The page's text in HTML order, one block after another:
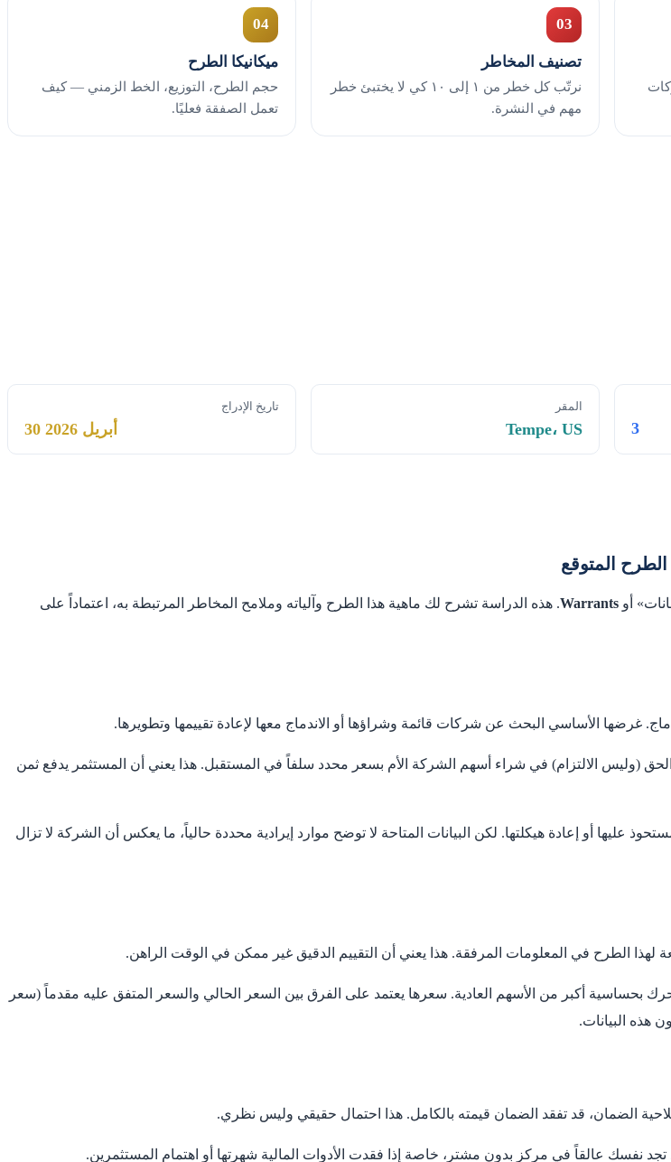
03
تصنيف المخاطر
نرتّب كل خطر من ١ إلى ١٠ كي لا يختبئ خطر
مهم في النشرة.
04
ميكانيكا الطرح
حجم الطرح، التوزيع، الخط الزمني — كيف
تعمل الصفقة فعليًا.
3
المقر
Tempe، US
تاريخ الإدراج
30 أبريل 2026
أو Warrants. هذه الدراسة تشرح لك ماهية هذا الطرح وآلياته وملامح المخاطر المرتبطة به، اعتماداً على
غرضها الأساسي البحث عن شركات قائمة وشراؤها أو الاندماج معها لإعادة تقييمها وتطويرها.
(وليس الالتزام) في شراء أسهم الشركة الأم بسعر محدد سلفاً في المستقبل. هذا يعني أن المستثمر يدفع ثمن
أو إعادة هيكلتها. لكن البيانات المتاحة لا توضح موارد إيرادية محددة حالياً، ما يعكس أن الشركة لا تزال
لهذا الطرح في المعلومات المرفقة. هذا يعني أن التقييم الدقيق غير ممكن في الوقت الراهن.
بحساسية أكبر من الأسهم العادية. سعرها يعتمد على الفرق بين السعر الحالي والسعر المتفق عليه مقدماً (سعر
هذه البيانات.
الضمان، قد تفقد الضمان قيمته بالكامل. هذا احتمال حقيقي وليس نظري.
نفسك عالقاً في مركز بدون مشترٍ، خاصة إذا فقدت الأدوات المالية شهرتها أو اهتمام المستثمرين.